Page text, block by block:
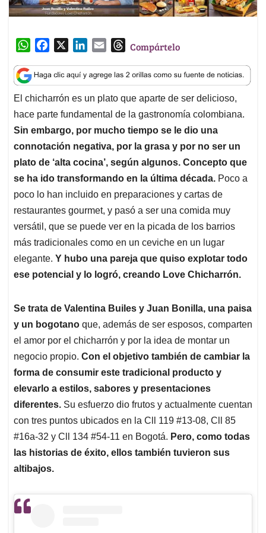
W
a
t
s
A
p
p
c
e
b
o
o
k
n
k
e
d
I
n
a
i
l
T
r
e
a
d
s
Compártelo
El chicharrón es un plato que aparte de ser delicioso,
hace parte fundamental de la gastronomía colombiana.
Sin embargo, por mucho tiempo se le dio una
connotación negativa, por la grasa y por no ser un
plato de ‘alta cocina’, según algunos. Concepto que
se ha ido transformando en la última década. Poco a
poco lo han incluido en preparaciones y cartas de
restaurantes gourmet, y pasó a ser una comida muy
versátil, que se puede ver en la picada de los barrios
más tradicionales como en un ceviche en un lugar
elegante. Y hubo una pareja que quiso explotar todo
ese potencial y lo logró, creando Love Chicharrón.
Se trata de Valentina Builes y Juan Bonilla, una paisa
y un bogotano que, además de ser esposos, comparten
el amor por el chicharrón y por la idea de montar un
negocio propio. Con el objetivo también de cambiar la
forma de consumir este tradicional producto y
elevarlo a estilos, sabores y presentaciones
diferentes. Su esfuerzo dio frutos y actualmente cuentan
con tres puntos ubicados en la Cll 119 #13-08, Cll 85
#16a-32 y Cll 134 #54-11 en Bogotá. Pero, como todas
las historias de éxito, ellos también tuvieron sus
altibajos.